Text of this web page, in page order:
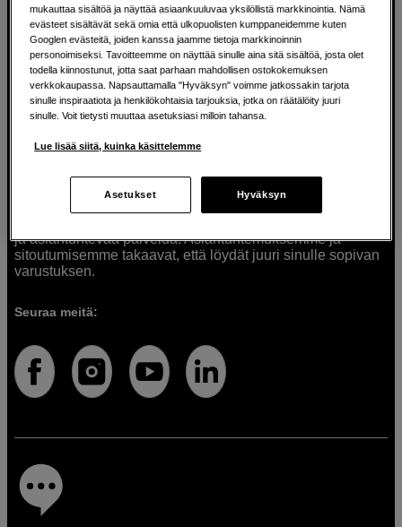
Ratkaisuja luoville ihmisille jo vuodesta
1982
Olemme Scandinavian Photolla jo yli 40 vuoden ajan
auttaneet luovia ihmisiä toteuttamaan visioitaan.
Tarjoamme inspiraatiota, asiantuntemusta ja tuotteita
muun muassa valokuvauksen, äänen, videokuvauksen ja
musiikin ja taiteen harrastajia. Oikeilla työkaluilla ideat
muuttuvat todellisuudeksi. Autamme sinua valitsemaan
ja asiantuntevaa palvelua. Asiantuntemuksemme ja
sitoutumisemme takaavat, että löydät juuri sinulle sopivan
varustuksen.
Seuraa meitä:
mukauttaa sisältöä ja näyttää asiaankuuluvaa yksilöllistä markkinointia. Nämä
evästeet sisältävät sekä omia että ulkopuolisten kumppaneidemme kuten
Googlen evästeitä, joiden kanssa jaamme tietoja markkinoinnin
personoimiseksi. Tavoitteemme on näyttää sinulle aina sitä sisältöä, josta olet
todella kiinnostunut, jotta saat parhaan mahdollisen ostokokemuksen
verkkokaupassa. Napsauttamalla "Hyväksyn" voimme jatkossakin tarjota
sinulle inspiraatiota ja henkilökohtaisia tarjouksia, jotka on räätälöity juuri
sinulle. Voit tietysti muuttaa asetuksiasi milloin tahansa.
Lue lisää siitä, kuinka käsittelemme
Asetukset Hyväksyn